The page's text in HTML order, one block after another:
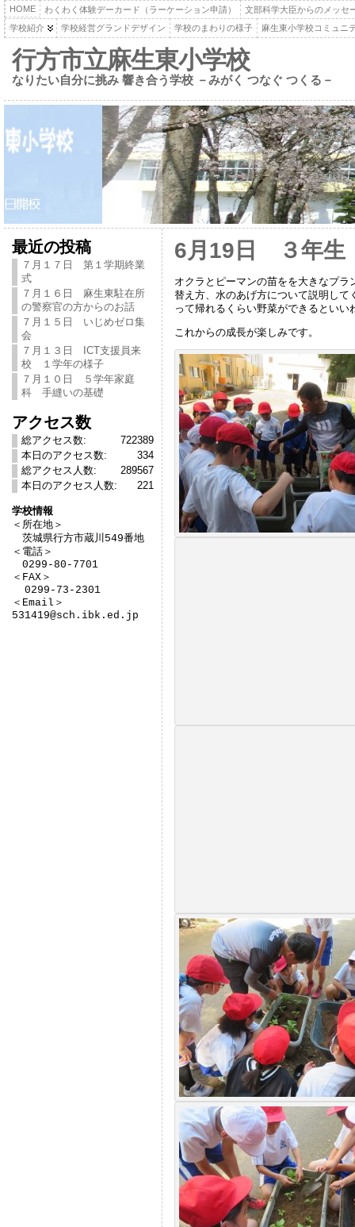
HOME わくわく体験デーカード（ラーケーション申請）
文部科学大臣からのメッセ
学校紹介
学校経営グランドデザイン 学校のまわりの様子 麻生東小学校コミュニ
行方市立麻生東小学校
なりたい自分に挑み 響き合う学校 －みがく つなぐ つくる－
最近の投稿
７月１７日 第１学期終業
式
７月１６日 麻生東駐在所
の警察官の方からのお話
７月１５日 いじめゼロ集
会
７月１３日 ICT支援員来
校 １学年の様子
７月１０日 ５学年家庭
科 手縫いの基礎
アクセス数
722389
総アクセス数:
334
本日のアクセス数:
289567
総アクセス人数:
221
本日のアクセス人数:
学校情報
＜所在地＞
茨城県行方市蔵川549番地
＜電話＞
0299-80-7701
＜FAX＞
＜Email＞
531419@sch.ibk.ed.jp
6月19日 ３年生
オクラとピーマンの苗をを大きなプ
替え方、水のあげ方について説明し
って帰れるくらい野菜ができるとい
これからの成長が楽しみです。